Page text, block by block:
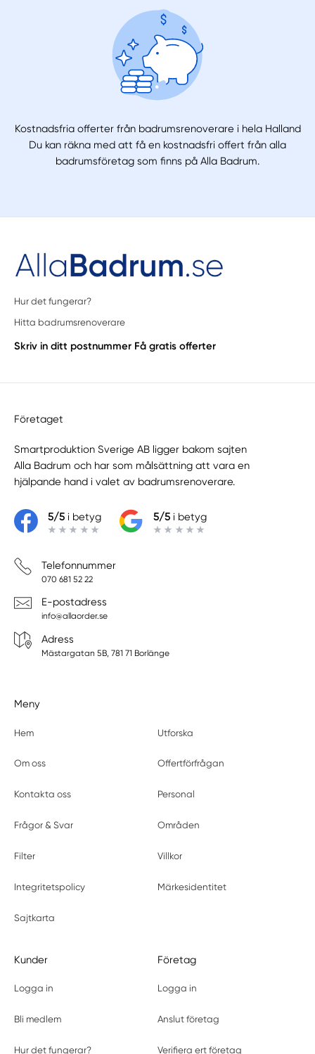
Kostnadsfria offerter från badrumsrenoverare i hela Halland
Du kan räkna med att få en kostnadsfri offert från alla
badrumsföretag som finns på Alla Badrum.
Hur det fungerar?
Hitta badrumsrenoverare
Skriv in ditt postnummer Få gratis offerter
Företaget
Smartproduktion Sverige AB ligger bakom sajten
Alla Badrum och har som målsättning att vara en
hjälpande hand i valet av badrumsrenoverare.
5/5i betyg 5/5i betyg
Telefonnummer
070 681 52 22
E-postadress
info@allaorder.se
Adress
Mästargatan 5B, 781 71 Borlänge
Meny
Hem Utforska
Om oss Offertförfrågan
Kontakta oss Personal
Frågor & Svar Områden
Filter Villkor
Integritetspolicy Märkesidentitet
Sajtkarta
Kunder
Logga in
Bli medlem
Hur det fungerar?
Företag
Logga in
Anslut företag
Verifiera ert företag